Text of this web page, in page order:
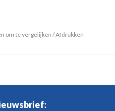
om te vergelijken /Afdrukken